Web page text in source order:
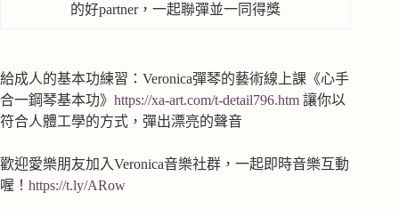
的好partner，一起聯彈並一同得獎
給成人的基本功練習：Veronica彈琴的藝術線上課《心手
合一鋼琴基本功》 https://xa-art.com/t-detail796.htm 讓你以
符合人體工學的方式，彈出漂亮的聲音
歡迎愛樂朋友加入Veronica音樂社群，一起即時音樂互動
喔！ https://t.ly/ARow